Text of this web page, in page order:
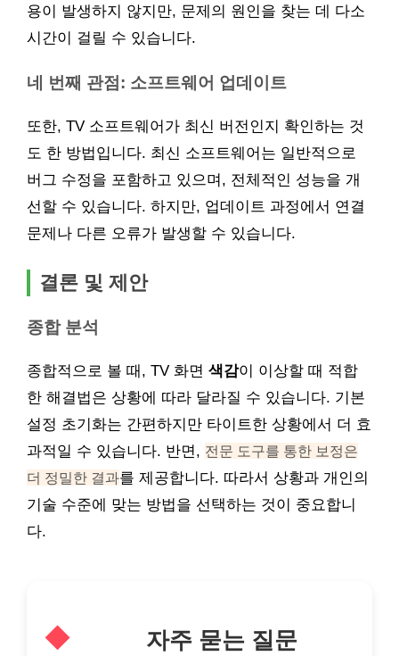
용이 발생하지 않지만, 문제의 원인을 찾는 데 다소
시간이 걸릴 수 있습니다.
네 번째 관점: 소프트웨어 업데이트
또한, TV 소프트웨어가 최신 버전인지 확인하는 것
도 한 방법입니다. 최신 소프트웨어는 일반적으로
버그 수정을 포함하고 있으며, 전체적인 성능을 개
선할 수 있습니다. 하지만, 업데이트 과정에서 연결
문제나 다른 오류가 발생할 수 있습니다.
결론 및 제안
종합 분석
종합적으로 볼 때, TV 화면 색감이 이상할 때 적합
한 해결법은 상황에 따라 달라질 수 있습니다. 기본
설정 초기화는 간편하지만 타이트한 상황에서 더 효
과적일 수 있습니다. 반면, 전문 도구를 통한 보정은
더 정밀한 결과를 제공합니다. 따라서 상황과 개인의
기술 수준에 맞는 방법을 선택하는 것이 중요합니
다.
자주 묻는 질문